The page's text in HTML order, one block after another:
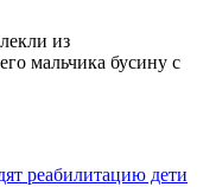
из
мальчика бусину с
реабилитацию дети